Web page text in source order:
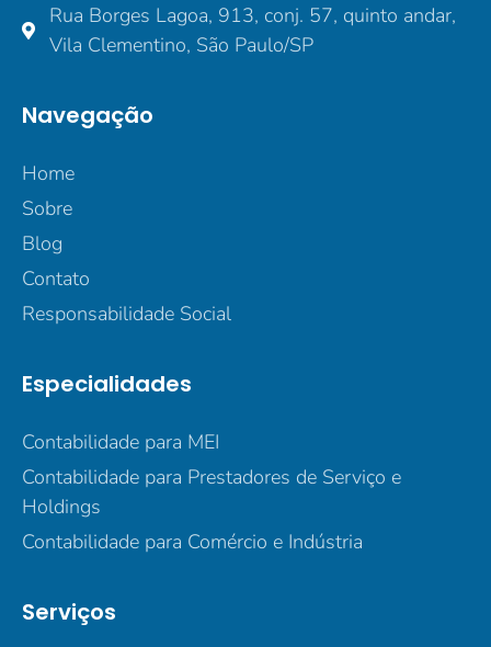
Rua Borges Lagoa, 913, conj. 57, quinto andar,
Vila Clementino, São Paulo/SP
Navegação
Home
Sobre
Blog
Contato
Responsabilidade Social
Especialidades
Contabilidade para MEI
Contabilidade para Prestadores de Serviço e
Holdings
Contabilidade para Comércio e Indústria
Serviços